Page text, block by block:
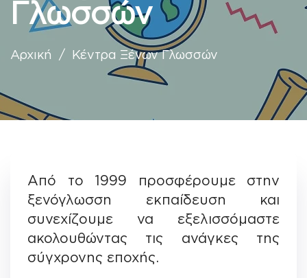
Αποτελέσματα Εξετάσεων
Επικοινωνία
Γλωσσών
Αρχική / Κέντρα Ξένων Γλωσσών
Από το 1999 προσφέρουμε στην
ξενόγλωσση εκπαίδευση και
συνεχίζουμε να εξελισσόμαστε
ακολουθώντας τις ανάγκες της
σύγχρονης εποχής.